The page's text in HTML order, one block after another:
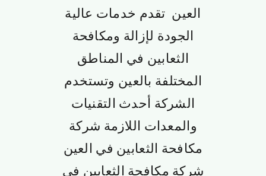
العين تقدم خدمات عالية
الجودة لإزالة ومكافحة
الثعابين في المناطق
المختلفة بالعين وتستخدم
الشركة أحدث التقنيات
والمعدات اللازمة شركة
مكافحة الثعابين في العين
شركة مكافحة الثعابين في